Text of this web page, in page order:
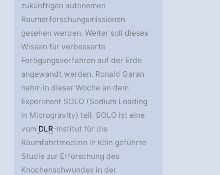
zukünftigen autonomen
Raumerforschungsmissionen
gesehen werden. Weiter soll dieses
Wissen für verbesserte
Fertigungsverfahren auf der Erde
angewandt werden. Ronald Garan
nahm in dieser Woche an dem
Experiment SOLO (Sodium Loading
in Microgravity) teil. SOLO ist eine
vom DLR-Institut für die
Raumfahrtmedizin in Köln geführte
Studie zur Erforschung des
Knochenschwundes in der